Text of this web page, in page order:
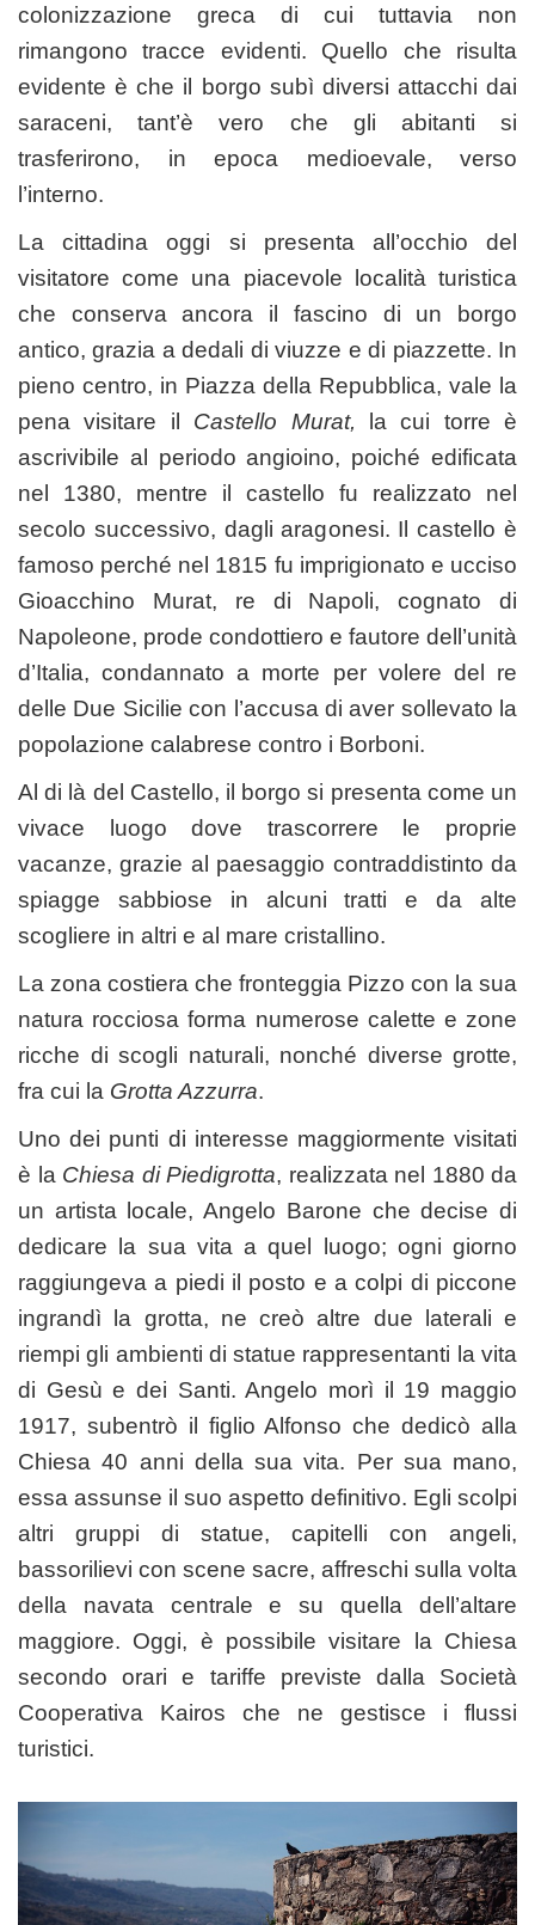
colonizzazione greca di cui tuttavia non
rimangono tracce evidenti. Quello che risulta
evidente è che il borgo subì diversi attacchi dai
saraceni, tant’è vero che gli abitanti si
trasferirono, in epoca medioevale, verso
l’interno.
La cittadina oggi si presenta all’occhio del
visitatore come una piacevole località turistica
che conserva ancora il fascino di un borgo
antico, grazia a dedali di viuzze e di piazzette. In
pieno centro, in Piazza della Repubblica, vale la
pena visitare il Castello Murat, la cui torre è
ascrivibile al periodo angioino, poiché edificata
nel 1380, mentre il castello fu realizzato nel
secolo successivo, dagli aragonesi. Il castello è
famoso perché nel 1815 fu imprigionato e ucciso
Gioacchino Murat, re di Napoli, cognato di
Napoleone, prode condottiero e fautore dell’unità
d’Italia, condannato a morte per volere del re
delle Due Sicilie con l’accusa di aver sollevato la
popolazione calabrese contro i Borboni.
Al di là del Castello, il borgo si presenta come un
vivace luogo dove trascorrere le proprie
vacanze, grazie al paesaggio contraddistinto da
spiagge sabbiose in alcuni tratti e da alte
scogliere in altri e al mare cristallino.
La zona costiera che fronteggia Pizzo con la sua
natura rocciosa forma numerose calette e zone
ricche di scogli naturali, nonché diverse grotte,
fra cui la Grotta Azzurra.
Uno dei punti di interesse maggiormente visitati
è la Chiesa di Piedigrotta, realizzata nel 1880 da
un artista locale, Angelo Barone che decise di
dedicare la sua vita a quel luogo; ogni giorno
raggiungeva a piedi il posto e a colpi di piccone
ingrandì la grotta, ne creò altre due laterali e
riempi gli ambienti di statue rappresentanti la vita
di Gesù e dei Santi. Angelo morì il 19 maggio
1917, subentrò il figlio Alfonso che dedicò alla
Chiesa 40 anni della sua vita. Per sua mano,
essa assunse il suo aspetto definitivo. Egli scolpi
altri gruppi di statue, capitelli con angeli,
bassorilievi con scene sacre, affreschi sulla volta
della navata centrale e su quella dell’altare
maggiore. Oggi, è possibile visitare la Chiesa
secondo orari e tariffe previste dalla Società
Cooperativa Kairos che ne gestisce i flussi
turistici.